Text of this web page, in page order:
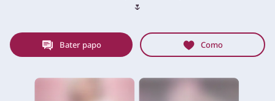
🌷
Bater papo Como